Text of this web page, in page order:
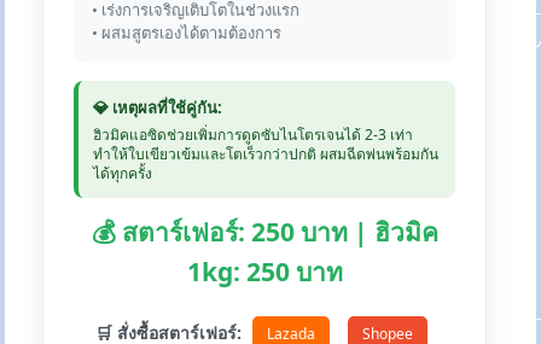
• เร่งการเจริญเติบโตในช่วงแรก
• ผสมสูตรเองได้ตามต้องการ
💎 เหตุผลที่ใช้คู่กัน:
ฮิวมิคแอซิดช่วยเพิ่มการดูดซับไนโตรเจนได้ 2-3 เท่า
ทำให้ใบเขียวเข้มและโตเร็วกว่าปกติ ผสมฉีดพ่นพร้อมกัน
ได้ทุกครั้ง
💰 สตาร์เฟอร์: 250 บาท | ฮิวมิค
1kg: 250 บาท
🛒 สั่งซื้อสตาร์เฟอร์: Lazada Shopee